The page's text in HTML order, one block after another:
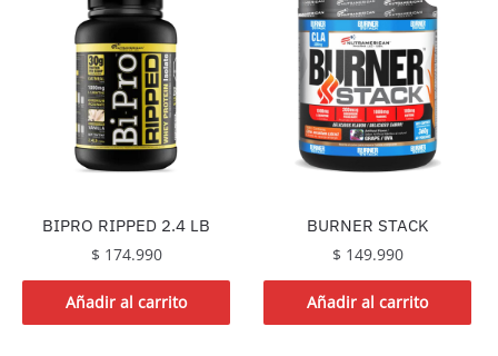
BIPRO RIPPED 2.4 LB
$ 174.990
Añadir al carrito
BURNER STACK
$ 149.990
Añadir al carrito